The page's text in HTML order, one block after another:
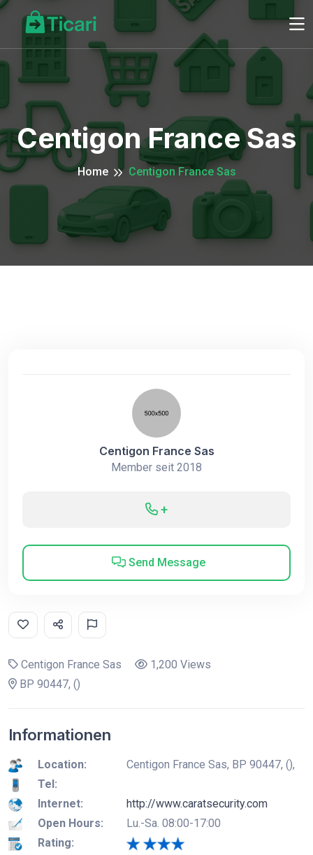
Centigon France Sas
Home Centigon France Sas
Centigon France Sas
Member seit 2018
+
Send Message
Centigon France Sas
1,200 Views
BP 90447, ()
Informationen
Location:
Centigon France Sas, BP 90447, (),
Tel:
Internet:
http://www.caratsecurity.com
Open Hours:
Lu.-Sa. 08:00-17:00
Rating: